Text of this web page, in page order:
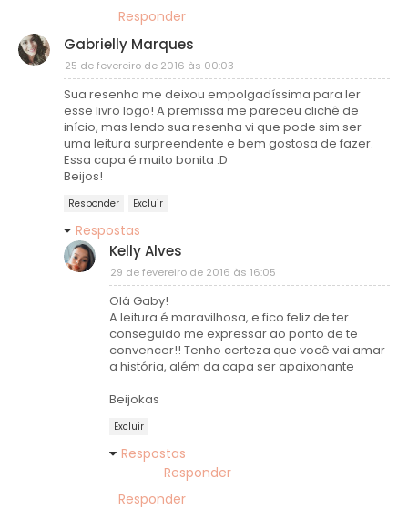
Responder
Gabrielly Marques
25 de fevereiro de 2016 às 00:03
Sua resenha me deixou empolgadíssima para ler
esse livro logo! A premissa me pareceu clichê de
início, mas lendo sua resenha vi que pode sim ser
uma leitura surpreendente e bem gostosa de fazer.
Essa capa é muito bonita :D
Beijos!
Responder Excluir
Respostas
Kelly Alves
29 de fevereiro de 2016 às 16:05
Olá Gaby!
A leitura é maravilhosa, e fico feliz de ter
conseguido me expressar ao ponto de te
convencer!! Tenho certeza que você vai amar
a história, além da capa ser apaixonante
Beijokas
Excluir
Respostas
Responder
Responder